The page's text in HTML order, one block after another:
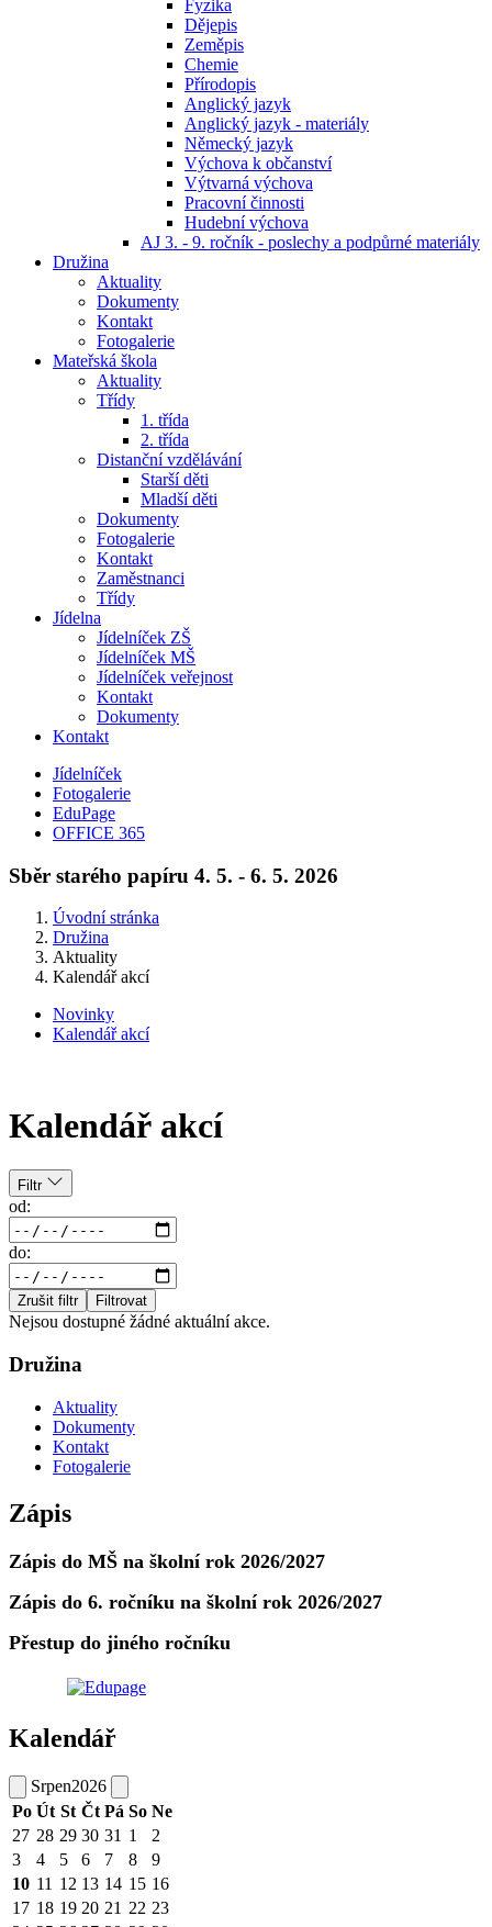
Fyzika
Dějepis
Zeměpis
Chemie
Přírodopis
Anglický jazyk
Anglický jazyk - materiály
Německý jazyk
Výchova k občanství
Výtvarná výchova
Pracovní činnosti
Hudební výchova
AJ 3. - 9. ročník - poslechy a podpůrné materiály
Družina
Aktuality
Dokumenty
Kontakt
Fotogalerie
Mateřská škola
Aktuality
Třídy
1. třída
2. třída
Distanční vzdělávání
Starší děti
Mladší děti
Dokumenty
Fotogalerie
Kontakt
Zaměstnanci
Třídy
Jídelna
Jídelníček ZŠ
Jídelníček MŠ
Jídelníček veřejnost
Kontakt
Dokumenty
Kontakt
Jídelníček
Fotogalerie
EduPage
OFFICE 365
Sběr starého papíru 4. 5. - 6. 5. 2026
Úvodní stránka
Družina
Aktuality
Kalendář akcí
Novinky
Kalendář akcí
Kalendář akcí
Filtr
od:
do:
Zrušit filtr Filtrovat
Nejsou dostupné žádné aktuální akce.
Družina
Aktuality
Dokumenty
Kontakt
Fotogalerie
Zápis
Zápis do MŠ na školní rok 2026/2027
Zápis do 6. ročníku na školní rok 2026/2027
Přestup do jiného ročníku
Kalendář
Srpen2026
Po Út St Čt Pá So Ne
27 28 29 30 31 1
2
3
4 5 6 7 8
9
10 11 12 13 14 15 16
17 18 19 20 21 22 23